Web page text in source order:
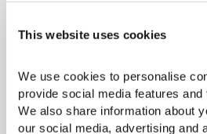
This website uses cookies
We use cookies to personalise
provide social media features
We also share information about
our social media, advertising and
Exigences en matière de
Les animaux de
être à jour de toute
recommandée par